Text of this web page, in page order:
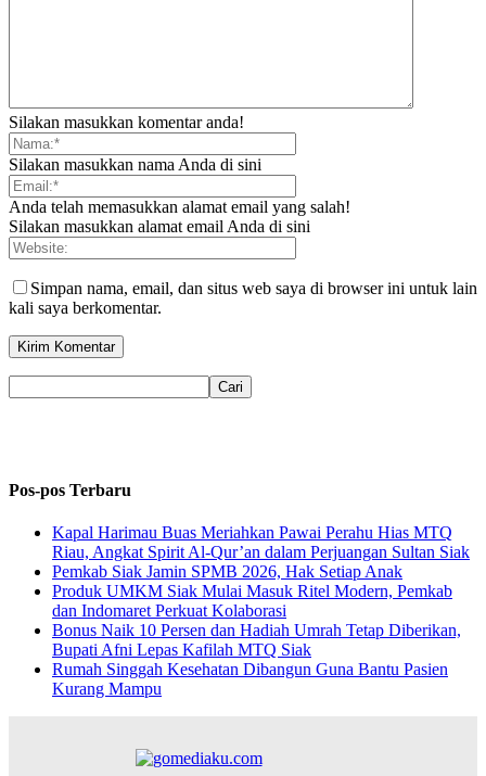
Silakan masukkan komentar anda!
Silakan masukkan nama Anda di sini
Anda telah memasukkan alamat email yang salah!
Silakan masukkan alamat email Anda di sini
Simpan nama, email, dan situs web saya di browser ini untuk lain
kali saya berkomentar.
Pos-pos Terbaru
Kapal Harimau Buas Meriahkan Pawai Perahu Hias MTQ
Riau, Angkat Spirit Al-Qur’an dalam Perjuangan Sultan Siak
Pemkab Siak Jamin SPMB 2026, Hak Setiap Anak
Produk UMKM Siak Mulai Masuk Ritel Modern, Pemkab
dan Indomaret Perkuat Kolaborasi
Bonus Naik 10 Persen dan Hadiah Umrah Tetap Diberikan,
Bupati Afni Lepas Kafilah MTQ Siak
Rumah Singgah Kesehatan Dibangun Guna Bantu Pasien
Kurang Mampu